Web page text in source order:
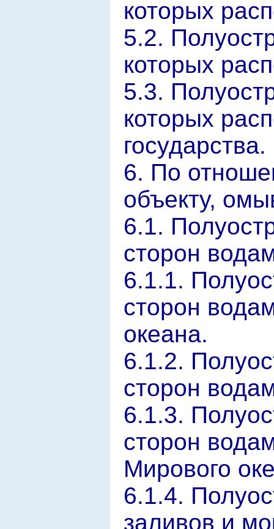
которых
5.2.
которых
5.3.
которых
государства.
6. По
объекту,
6.1.
сторон
6.1.1.
сторон
океана.
6.1.2.
сторон
6.1.3.
сторон
Мирового
6.1.4.
заливов и